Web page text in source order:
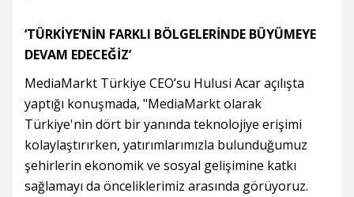
‘TÜRKİYE’NİN FARKLI BÖLGELERİNDE BÜYÜMEYE
DEVAM EDECEĞİZ’
MediaMarkt Türkiye CEO’su Hulusi Acar açılışta
yaptığı konuşmada, "MediaMarkt olarak
Türkiye'nin dört bir yanında teknolojiye erişimi
kolaylaştırırken, yatırımlarımızla bulunduğumuz
şehirlerin ekonomik ve sosyal gelişimine katkı
sağlamayı da önceliklerimiz arasında görüyoruz.